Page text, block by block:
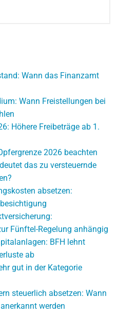
Wann das Finanzamt
Wann Freistellungen bei
Höhere Freibeträge ab 1.
2026 beachten
das zu versteuernde
absetzen:
Fünftel-Regelung anhängig
BFH lehnt
ab
gut in der Kategorie
steuerlich absetzen: Wann
werden